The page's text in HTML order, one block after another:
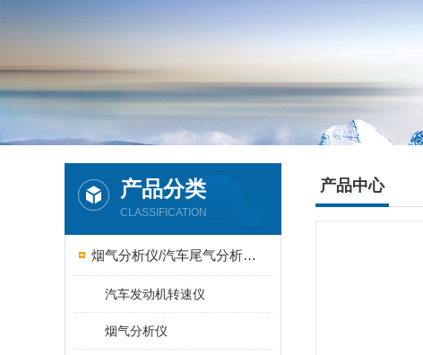
产品分类
CLASSIFICATION
烟气分析仪/汽车尾气分析仪/转速表/汽车维修检测设备
汽车发动机转速仪
烟气分析仪
产品中心